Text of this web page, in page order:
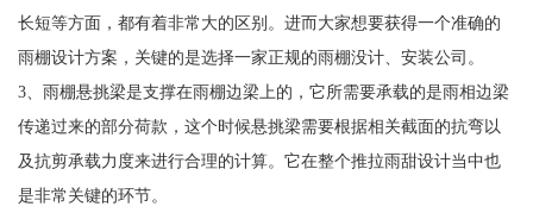
长短等方面，都有着非常大的区别。进而大家想要获得一个准确的
雨棚设计方案，关键的是选择一家正规的雨棚没计、安装公司。
3、雨棚悬挑梁是支撑在雨棚边梁上的，它所需要承载的是雨相边梁
传递过来的部分荷款，这个时候悬挑梁需要根据相关截面的抗弯以
及抗剪承载力度来进行合理的计算。它在整个推拉雨甜设计当中也
是非常关键的环节。